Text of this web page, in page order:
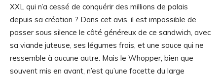
XXL qui n’a cessé de conquérir des millions de palais
depuis sa création ? Dans cet avis, il est impossible de
passer sous silence le côté généreux de ce sandwich, avec
sa viande juteuse, ses légumes frais, et une sauce qui ne
ressemble à aucune autre. Mais le Whopper, bien que
souvent mis en avant, n’est qu’une facette du large